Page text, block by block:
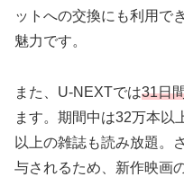
ットへの交換にも利用で
魅力です。
また、U-NEXTでは31日
ます。期間中は32万本以
以上の雑誌も読み放題。
与されるため、新作映画